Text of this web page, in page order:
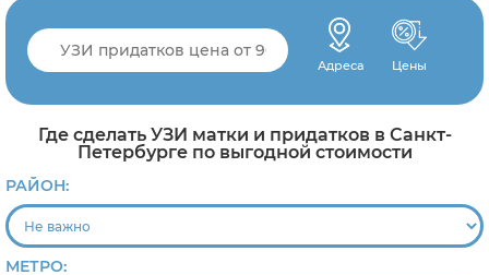
Адреса Цены
Где сделать УЗИ матки и придатков в Санкт-
Петербурге по выгодной стоимости
РАЙОН:
МЕТРО: